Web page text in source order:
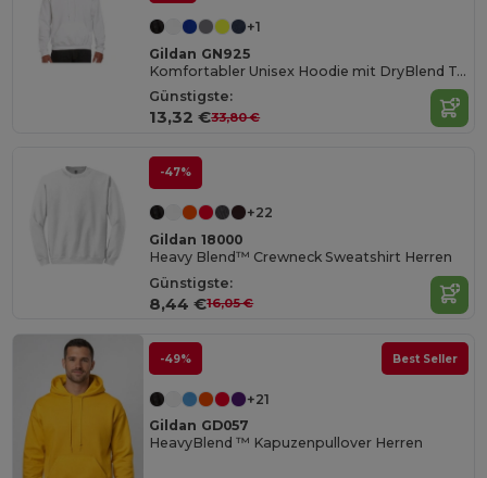
+1
Gildan GN925
Komfortabler Unisex Hoodie mit DryBlend Technologie
Günstigste:
13,32 €33,80 €
-47%
+22
Gildan 18000
Heavy Blend™ Crewneck Sweatshirt Herren
Günstigste:
8,44 €16,05 €
-49% Best Seller
+21
Gildan GD057
HeavyBlend ™ Kapuzenpullover Herren